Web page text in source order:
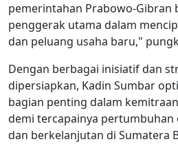
pemerintahan Prabowo-Gibran
penggerak utama dalam
dan peluang usaha baru,"
Dengan berbagai inisiatif dan
dipersiapkan, Kadin Sumbar
bagian penting dalam
demi tercapainya
dan berkelanjutan di Sumatera